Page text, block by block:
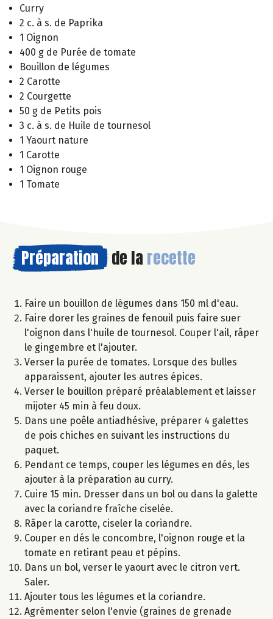
Curry
2 c. à s. de Paprika
1 Oignon
400 g de Purée de tomate
Bouillon de légumes
2 Carotte
2 Courgette
50 g de Petits pois
3 c. à s. de Huile de tournesol
1 Yaourt nature
1 Carotte
1 Oignon rouge
1 Tomate
Préparation de la recette
Faire un bouillon de légumes dans 150 ml d'eau.
Faire dorer les graines de fenouil puis faire suer
l'oignon dans l'huile de tournesol. Couper l'ail, râper
le gingembre et l'ajouter.
Verser la purée de tomates. Lorsque des bulles
apparaissent, ajouter les autres épices.
Verser le bouillon préparé préalablement et laisser
mijoter 45 min à feu doux.
Dans une poêle antiadhésive, préparer 4 galettes
de pois chiches en suivant les instructions du
paquet.
Pendant ce temps, couper les légumes en dés, les
ajouter à la préparation au curry.
Cuire 15 min. Dresser dans un bol ou dans la galette
avec la coriandre fraîche ciselée.
Râper la carotte, ciseler la coriandre.
Couper en dés le concombre, l'oignon rouge et la
tomate en retirant peau et pépins.
Dans un bol, verser le yaourt avec le citron vert.
Saler.
Ajouter tous les légumes et la coriandre.
Agrémenter selon l'envie (graines de grenade